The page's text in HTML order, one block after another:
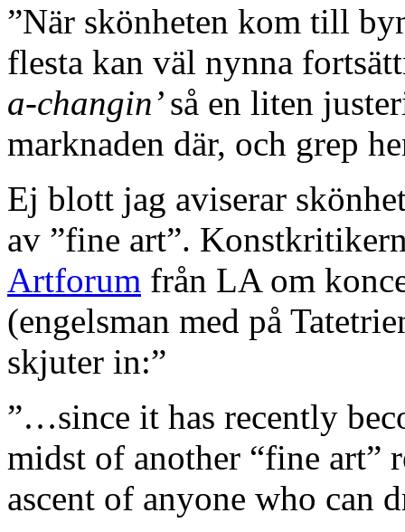
”När skönheten kom till
flesta kan väl nynna
a-changin’så en liten
marknaden där, och grep
Ej blott jag aviserar
av ”fine art”.
Artforum från LA om
(engelsman med på
skjuter in:”
”…since it has recently
midst of another “fine art”
ascent of anyone who can